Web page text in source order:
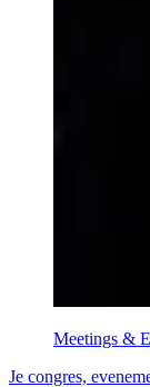
Meetings &
Je congres,